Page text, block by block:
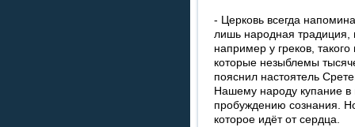
- Церковь всегда
лишь народная
например у греков,
которые незыблемы
пояснил настоятель
Нашему народу купание в
пробуждению сознания.
которое идёт от сердца.